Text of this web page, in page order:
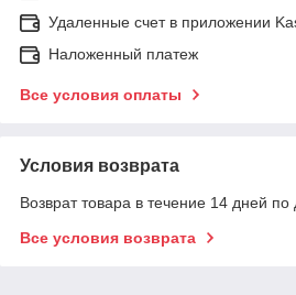
Удаленные счет в приложении
Наложенный платеж
Все условия оплаты
Условия возврата
Возврат товара в течение 14 дней по
Все условия возврата